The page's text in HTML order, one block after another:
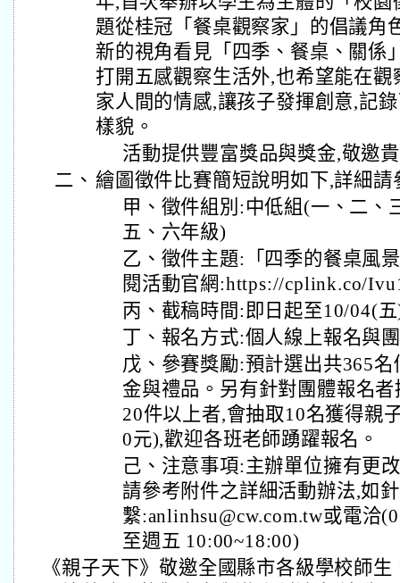
題從桂冠「餐桌觀察家」的倡議角
新的視角看見「四季、餐桌、關係
打開五感觀察生活外,也希望能在
家人間的情感,讓孩子發揮創意,記
樣貌。
活動提供豐富獎品與獎金,敬邀
二、 繪圖徵件比賽簡短說明如下,詳細
甲、徵件組別:中低組(一、二、
五、六年級)
乙、徵件主題:「四季的餐桌風
閱活動官網:https://cplink.co/
丙、截稿時間:即日起至10/04(
丁、報名方式:個人線上報名與
戊、參賽獎勵:預計選出共365
金與禮品。另有針對團體報名
20件以上者,會抽取10名獲得親
0元),歡迎各班老師踴躍報名。
己、注意事項:主辦單位擁有更
請參考附件之詳細活動辦法,如
繫:anlinhsu@cw.com.tw或電洽
至週五 10:00~18:00)
《親子天下》敬邀全國縣市各級學校師